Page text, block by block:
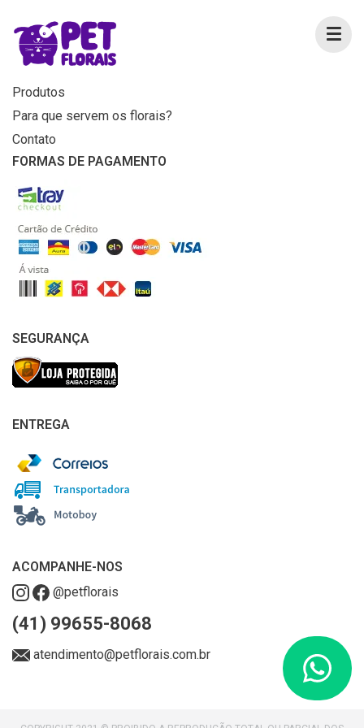
MENU
Home
Produtos
Para que servem os florais?
Contato
FORMAS DE PAGAMENTO
SEGURANÇA
ENTREGA
ACOMPANHE-NOS
@petflorais
(41) 99655-8068
atendimento@petflorais.com.br